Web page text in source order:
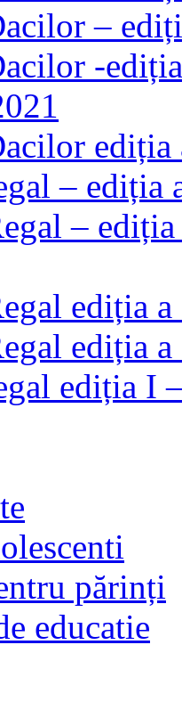
–
-
ediția
– ediția
–
ediția
ediția
ediția I
părinți
educatie